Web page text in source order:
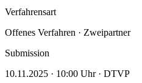
Verfahrensart
Offenes Verfahren · Zweipartner
Submission
10.11.2025 · 10:00 Uhr · DTVP